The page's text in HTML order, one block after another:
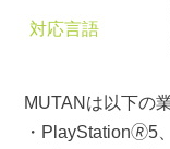
対応言語
MUTANは以下の
・PlayStation🄬5